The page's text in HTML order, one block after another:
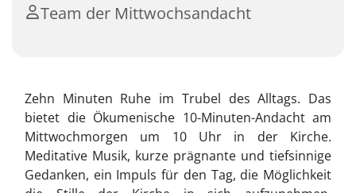
Team der Mittwochsandacht
Zehn Minuten Ruhe im Trubel des Alltags. Das
bietet die Ökumenische 10-Minuten-Andacht am
Mittwochmorgen um 10 Uhr in der Kirche.
Meditative Musik, kurze prägnante und tiefsinnige
Gedanken, ein Impuls für den Tag, die Möglichkeit